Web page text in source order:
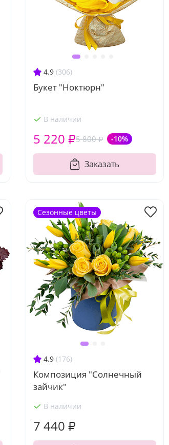
4.9 (306)
Букет "Ноктюрн"
В наличии
5 800 ₽ -10%
5 220 ₽
Заказать
4.9 (176)
Композиция "Солнечный
зайчик"
В наличии
7 440 ₽
Сезонные цветы